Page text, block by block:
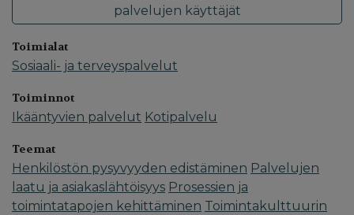
palvelujen käyttäjät
Toimialat
Sosiaali- ja terveyspalvelut
Toiminnot
Ikääntyvien palvelut Kotipalvelu
Teemat
Henkilöstön pysyvyyden edistäminen Palvelujen
laatu ja asiakaslähtöisyys Prosessien ja
toimintatapojen kehittäminen Toimintakulttuurin